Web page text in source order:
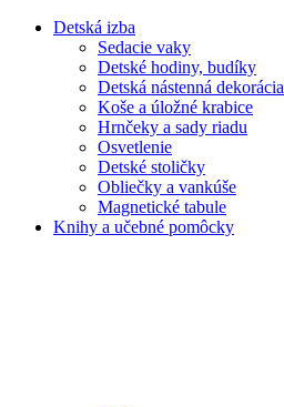
Detská izba
Sedacie vaky
Detské hodiny, budíky
Detská nástenná dekorácia
Koše a úložné krabice
Hrnčeky a sady riadu
Osvetlenie
Detské stoličky
Obliečky a vankúše
Magnetické tabule
Knihy a učebné pomôcky